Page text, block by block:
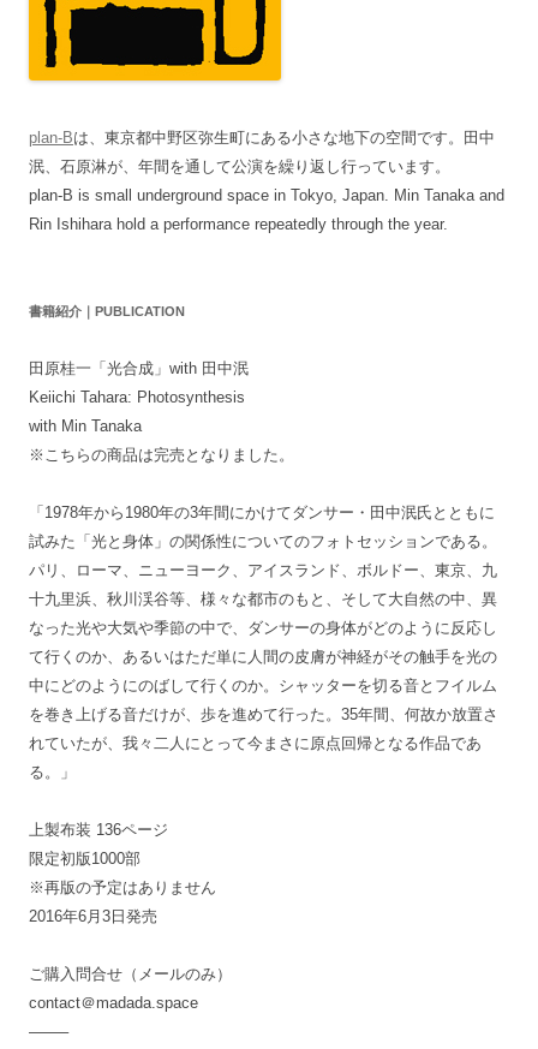
plan-Bは、東京都中野区弥生町にある小さな地下の空間です。田中
泯、石原淋が、年間を通して公演を繰り返し行っています。
plan-B is small underground space in Tokyo, Japan. Min Tanaka and
Rin Ishihara hold a performance repeatedly through the year.
書籍紹介｜PUBLICATION
田原桂一「光合成」with 田中泯
Keiichi Tahara: Photosynthesis
with Min Tanaka
※こちらの商品は完売となりました。
「1978年から1980年の3年間にかけてダンサー・田中泯氏とともに
試みた「光と身体」の関係性についてのフォトセッションである。
パリ、ローマ、ニューヨーク、アイスランド、ボルドー、東京、九
十九里浜、秋川渓谷等、様々な都市のもと、そして大自然の中、異
なった光や大気や季節の中で、ダンサーの身体がどのように反応し
て行くのか、あるいはただ単に人間の皮膚が神経がその触手を光の
中にどのようにのばして行くのか。シャッターを切る音とフイルム
を巻き上げる音だけが、歩を進めて行った。35年間、何故か放置さ
れていたが、我々二人にとって今まさに原点回帰となる作品であ
る。」
上製布装 136ページ
限定初版1000部
※再版の予定はありません
2016年6月3日発売
ご購入問合せ（メールのみ）
contact＠madada.space
——–